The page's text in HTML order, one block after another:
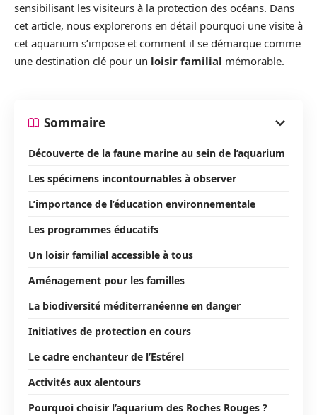
sensibilisant les visiteurs à la protection des océans. Dans
cet article, nous explorerons en détail pourquoi une visite à
cet aquarium s’impose et comment il se démarque comme
une destination clé pour un loisir familial mémorable.
Sommaire
Découverte de la faune marine au sein de l’aquarium
Les spécimens incontournables à observer
L’importance de l’éducation environnementale
Les programmes éducatifs
Un loisir familial accessible à tous
Aménagement pour les familles
La biodiversité méditerranéenne en danger
Initiatives de protection en cours
Le cadre enchanteur de l’Estérel
Activités aux alentours
Pourquoi choisir l’aquarium des Roches Rouges ?